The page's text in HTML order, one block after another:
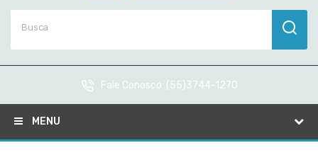
Fale Conosco: (55)3744-1270
MENU